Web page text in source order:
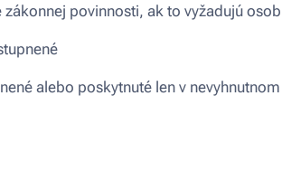
povinnosti, ak to vyžadujú
alebo poskytnuté len v